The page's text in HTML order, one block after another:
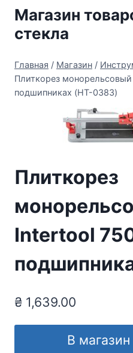
Перейти
содержимому
Магазин
стекла
Главная / Магазин /
Плиткорез
подшипниках (HT-0383)
Плиткорез
Intertool
₴ 1,639.00
В магазин